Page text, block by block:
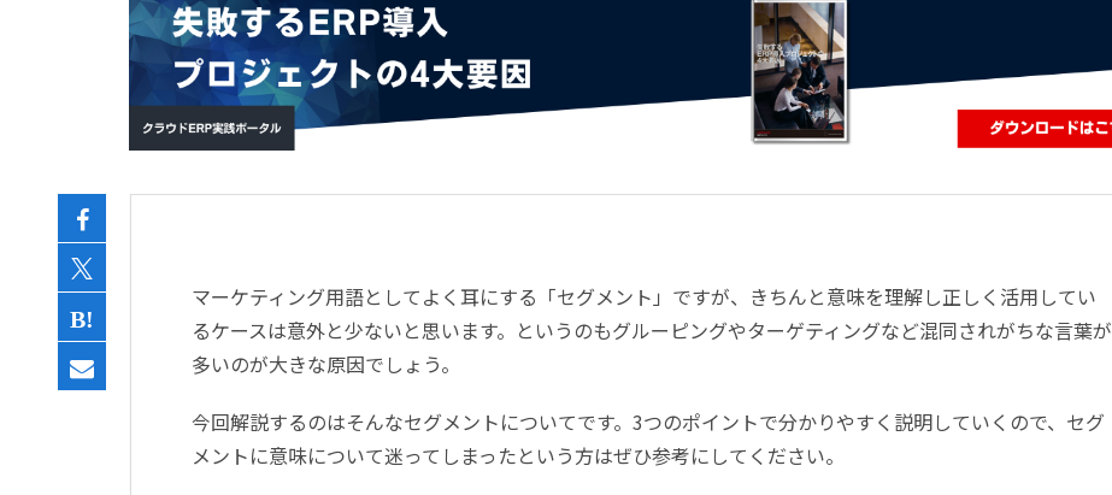
会計
経営／業績管理
サプライチェーン／生産管理
CRM／営業支援／Eコマース
データ分析／BI
マーケティング用語としてよく耳にする「セグメント」ですが、きちんと意味を理解し正しく活用してい
るケースは意外と少ないと思います。というのもグルーピングやターゲティングなど混同されがちな言葉が
多いのが大きな原因でしょう。
今回解説するのはそんなセグメントについてです。3つのポイントで分かりやすく説明していくので、セグ
メントに意味について迷ってしまったという方はぜひ参考にしてください。